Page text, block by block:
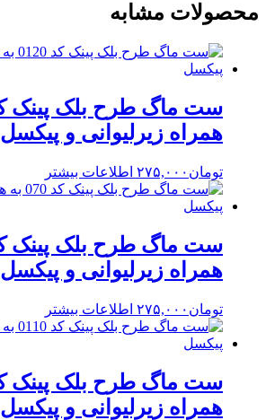
محصولات مشابه
همراه زیرلیوانی و پیکسل
تومان ۲۷۵,۰۰۰ اطلاعات بیشتر
همراه زیرلیوانی و پیکسل
تومان ۲۷۵,۰۰۰ اطلاعات بیشتر
همراه زیرلیوانی و پیکسل